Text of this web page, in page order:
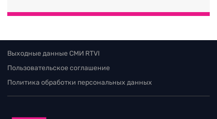
Выходные данные СМИ RTVI
Пользовательское соглашение
Политика обработки персональных данных